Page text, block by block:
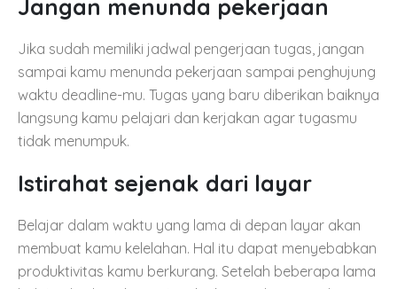
Jangan menunda pekerjaan
Jika sudah memiliki jadwal pengerjaan tugas, jangan
sampai kamu menunda pekerjaan sampai penghujung
waktu deadline-mu. Tugas yang baru diberikan baiknya
langsung kamu pelajari dan kerjakan agar tugasmu
tidak menumpuk.
Istirahat sejenak dari layar
Belajar dalam waktu yang lama di depan layar akan
membuat kamu kelelahan. Hal itu dapat menyebabkan
produktivitas kamu berkurang. Setelah beberapa lama